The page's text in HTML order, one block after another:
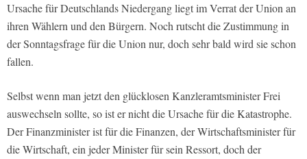
Ursache für Deutschlands Niedergang liegt im Verrat der Union an
ihren Wählern und den Bürgern. Noch rutscht die Zustimmung in
der Sonntagsfrage für die Union nur, doch sehr bald wird sie schon
fallen.
Selbst wenn man jetzt den glücklosen Kanzleramtsminister Frei
auswechseln sollte, so ist er nicht die Ursache für die Katastrophe.
Der Finanzminister ist für die Finanzen, der Wirtschaftsminister für
die Wirtschaft, ein jeder Minister für sein Ressort, doch der